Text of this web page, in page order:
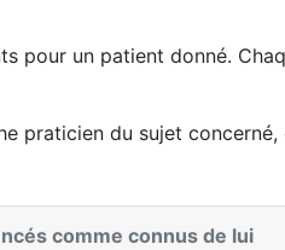
pour un patient donné.
praticien du sujet
comme connus de lui